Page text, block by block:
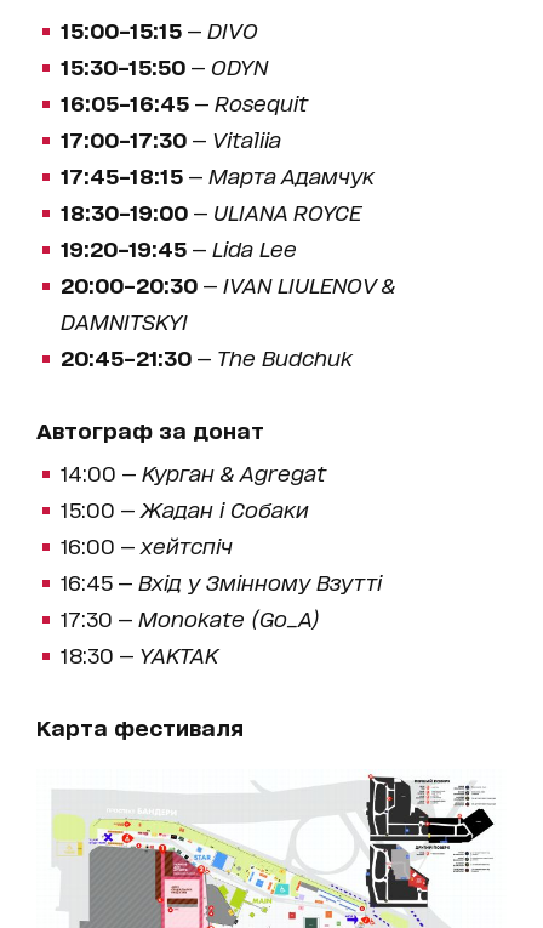
15:00–15:15 — DIVO
15:30–15:50 — ODYN
16:05–16:45 — Rosequit
17:00–17:30 — Vitaliia
17:45–18:15 — Марта Адамчук
18:30–19:00 — ULIANA ROYCE
19:20–19:45 — Lida Lee
20:00–20:30 — IVAN LIULENOV &
DAMNITSKYI
20:45–21:30 — The Budchuk
Автограф за донат
14:00 — Курган & Agregat
15:00 — Жадан і Собаки
16:00 — хейтспіч
16:45 — Вхід у Змінному Взутті
17:30 — Monokate (Go_A)
18:30 — YAKTAK
Карта фестиваля